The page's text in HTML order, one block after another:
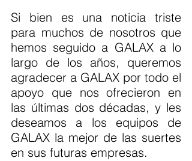
Si bien es una noticia triste
para muchos de nosotros que
hemos seguido a GALAX a lo
largo de los años, queremos
agradecer a GALAX por todo el
apoyo que nos ofrecieron en
las últimas dos décadas, y les
deseamos a los equipos de
GALAX la mejor de las suertes
en sus futuras empresas.